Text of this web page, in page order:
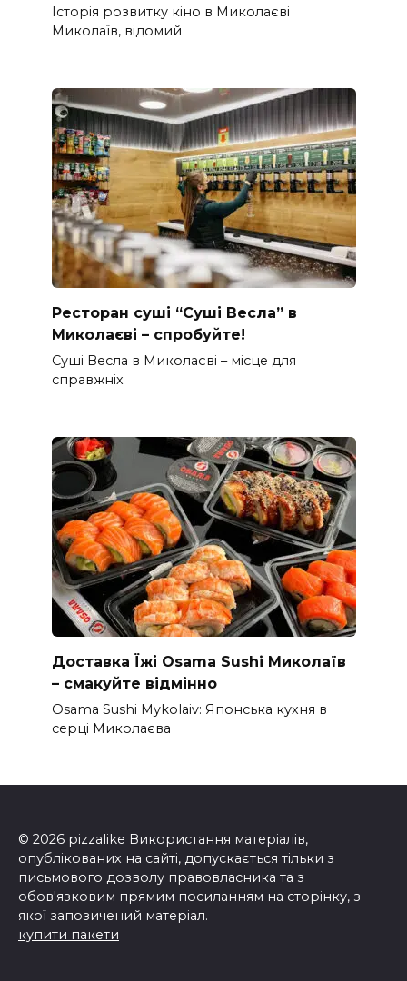
Історія розвитку кіно в Миколаєві
Миколаїв, відомий
Ресторан суші “Суші Весла” в
Миколаєві – спробуйте!
Суші Весла в Миколаєві – місце для
справжніх
Доставка Їжі Osama Sushi Миколаїв
– смакуйте відмінно
Osama Sushi Mykolaiv: Японська кухня в
серці Миколаєва
© 2026 pizzalike Використання матеріалів,
опублікованих на сайті, допускається тільки з
письмового дозволу правовласника та з
обов'язковим прямим посиланням на сторінку, з
якої запозичений матеріал.
купити пакети